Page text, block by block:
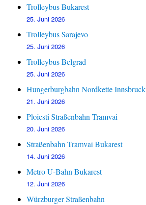
Trolleybus Bukarest
25. Juni 2026
Trolleybus Sarajevo
25. Juni 2026
Trolleybus Belgrad
25. Juni 2026
Hungerburgbahn Nordkette Innsbruck
21. Juni 2026
Ploiesti Straßenbahn Tramvai
20. Juni 2026
Straßenbahn Tramvai Bukarest
14. Juni 2026
Metro U-Bahn Bukarest
12. Juni 2026
Würzburger Straßenbahn